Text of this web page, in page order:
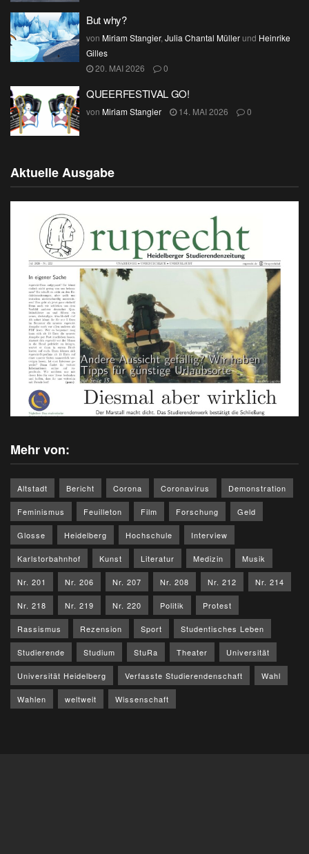
But why?
von Miriam Stangier, Julia Chantal Müllerund Heinrike
Gilles
20. MAI 2026
0
QUEERFESTIVAL GO!
von Miriam Stangier 14. MAI 2026 0
Aktuelle Ausgabe
Mehr von:
Altstadt Bericht Corona Coronavirus Demonstration
Feminismus Feuilleton Film Forschung Geld
Glosse Heidelberg Hochschule Interview
Karlstorbahnhof Kunst Literatur Medizin Musik
Nr. 201 Nr. 206 Nr. 207 Nr. 208 Nr. 212 Nr. 214
Nr. 218 Nr. 219 Nr. 220 Politik Protest
Rassismus Rezension Sport Studentisches Leben
Studierende Studium StuRa Theater Universität
Universität Heidelberg Verfasste Studierendenschaft Wahl
Wahlen weltweit Wissenschaft